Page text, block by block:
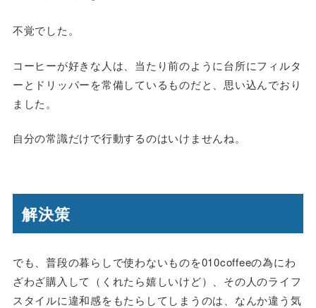
不覚でした。
コーヒーが好きな人は、当たり前のように台所にフィルタ
ーとドリッパーを常備しているものだと、思い込んでおり
ました。
自分の常識だけで行動するのはいけませんね。
解決策
でも、普段の暮らしで使わないものを010coffeeの為にわ
ざわざ購入して（くれたら嬉しいけど）、その人のライフ
スタイルに違和感をもたらしてしまうのは、なんか違う気